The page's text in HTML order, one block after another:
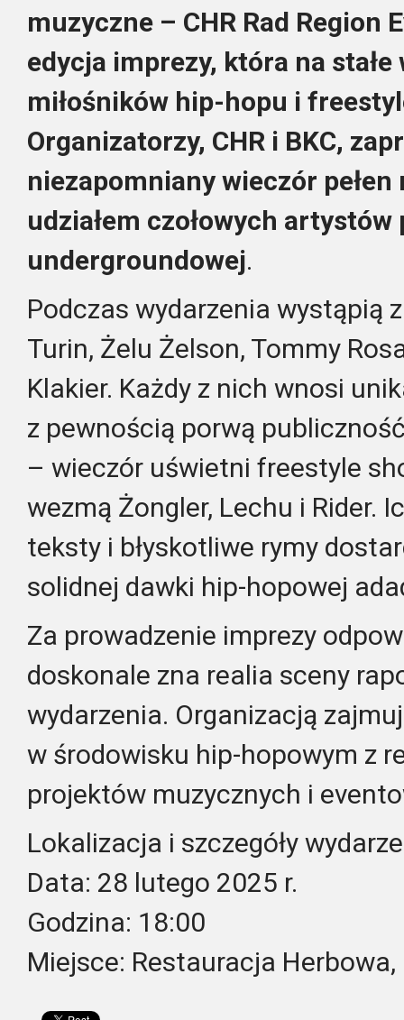
muzyczne – CHR Rad Region
edycja imprezy, która na stałe
miłośników hip-hopu i
Organizatorzy, CHR i BKC,
niezapomniany wieczór
udziałem czołowych
undergroundowej.
Podczas wydarzenia wystąpią
Turin, Żelu Żelson, Tommy
Klakier. Każdy z nich wnosi
z pewnością porwą
– wieczór uświetni freestyle
wezmą Żongler, Lechu i Rider.
teksty i błyskotliwe rymy
solidnej dawki hip-hopowej
Za prowadzenie imprezy
doskonale zna realia sceny
wydarzenia. Organizacją
w środowisku hip-hopowym z
projektów muzycznych i
Lokalizacja i szczegóły
Data: 28 lutego 2025 r.
Godzina: 18:00
Miejsce: Restauracja